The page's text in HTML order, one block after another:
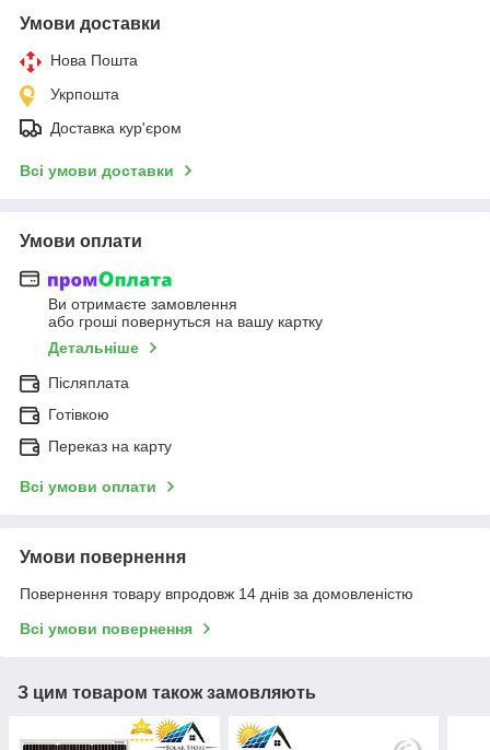
Умови доставки
Нова Пошта
Укрпошта
Доставка кур'єром
Всі умови доставки
Умови оплати
Ви отримаєте замовлення
або гроші повернуться на вашу картку
Детальніше
Післяплата
Готівкою
Переказ на карту
Всі умови оплати
Умови повернення
Повернення товару впродовж 14 днів за домовленістю
Всі умови повернення
З цим товаром також замовляють